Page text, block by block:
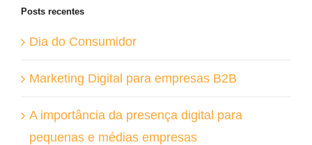
Posts recentes
Dia do Consumidor
Marketing Digital para empresas B2B
A importância da presença digital para
pequenas e médias empresas